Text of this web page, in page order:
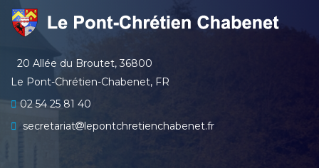
20 Allée du Broutet, 36800
Le Pont-Chrétien-Chabenet, FR
02 54 25 81 40
secretariat
lepontchretienchabenet.fr